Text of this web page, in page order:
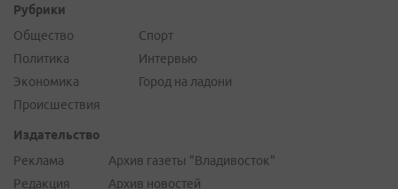
Рубрики
Общество
Политика
Экономика
Происшествия
Спорт
Интервью
Город на ладони
Издательство
Реклама
Редакция
Архив газеты "Владивосток"
Архив новостей